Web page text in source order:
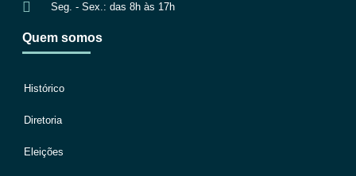
Seg. - Sex.: das 8h às 17h
Quem somos
Histórico
Diretoria
Eleições